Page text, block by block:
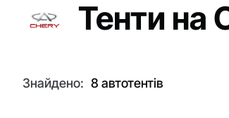
Тенти на
Знайдено: 8 автотентів